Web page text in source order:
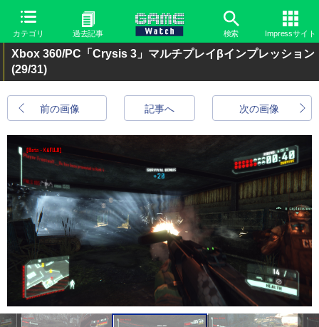
カテゴリ 過去記事 検索 Impressサイト
Xbox 360/PC「Crysis 3」マルチプレイβインプレッション
(29/31)
前の画像 次の画像
記事へ